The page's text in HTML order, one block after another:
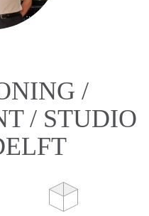
/
/ STUDIO